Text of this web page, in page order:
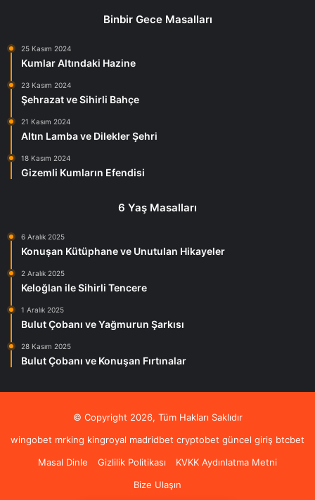
Binbir Gece Masalları
25 Kasım 2024
Kumlar Altındaki Hazine
23 Kasım 2024
Şehrazat ve Sihirli Bahçe
21 Kasım 2024
Altın Lamba ve Dilekler Şehri
18 Kasım 2024
Gizemli Kumların Efendisi
6 Yaş Masalları
6 Aralık 2025
Konuşan Kütüphane ve Unutulan Hikayeler
2 Aralık 2025
Keloğlan ile Sihirli Tencere
1 Aralık 2025
Bulut Çobanı ve Yağmurun Şarkısı
28 Kasım 2025
Bulut Çobanı ve Konuşan Fırtınalar
© Copyright 2026, Tüm Hakları Saklıdır
wingobet mrking kingroyal madridbet cryptobet güncel giriş btcbet
Masal Dinle
Gizlilik Politikası
KVKK Aydınlatma Metni
Bize Ulaşın